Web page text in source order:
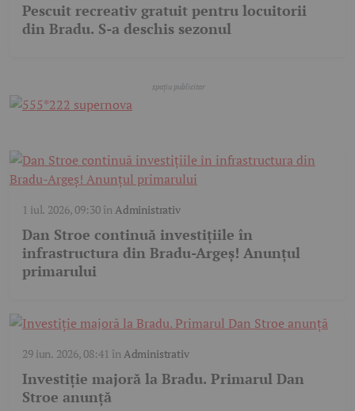
Pescuit recreativ gratuit pentru locuitorii
din Bradu. S-a deschis sezonul
1 iul. 2026, 09:30înAdministrativ
Dan Stroe continuă investițiile în
infrastructura din Bradu-Argeș! Anunțul
primarului
29 iun. 2026, 08:41 înAdministrativ
Investiție majoră la Bradu. Primarul Dan
Stroe anunță